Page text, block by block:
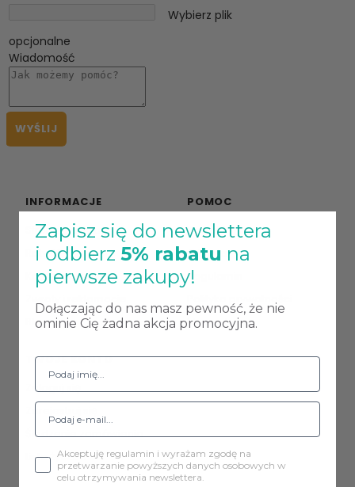
Wybierz plik
opcjonalne
Wiadomość
INFORMACJE
Strona główna
Raty 0%
Koszty dostawy
Blog
POMOC
Kontakt
O firmie
Regulamin
Mapa strony
TWOJE KONTO
Zaloguj się
Śledzenie zamówienia
Lista życzeń
Zapisz się do newslettera
i odbierz 5% rabatu na
pierwsze zakupy!
Dołączając do nas masz pewność, że nie
ominie Cię żadna akcja promocyjna.
Akceptuję regulamin i wyrażam zgodę na
przetwarzanie powyższych danych osobowych w
celu otrzymywania newslettera.